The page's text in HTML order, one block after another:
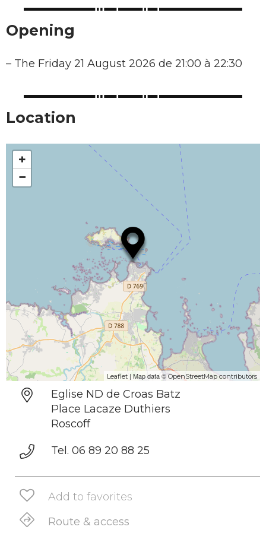
Opening
– The Friday 21 August 2026 de 21:00 à 22:30
Location
+
−
Leaflet | Map data © OpenStreetMap contributors
Eglise ND de Croas Batz
Place Lacaze Duthiers
Roscoff
Tel. 06 89 20 88 25
Add to favorites
Route & access